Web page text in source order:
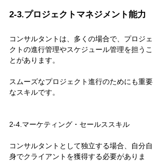
2-3.プロジェクトマネジメント能力
コンサルタントは、多くの場合で、プロジェ
クトの進行管理やスケジュール管理を担うこ
とがあります。
スムーズなプロジェクト進行のためにも重要
なスキルです。
2-4.マーケティング・セールススキル
コンサルタントとして独立する場合、自分自
身でクライアントを獲得する必要がありま